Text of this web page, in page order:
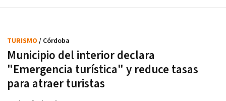
Municipio del interior declara
"Emergencia turística" y reduce tasas
para atraer turistas
TURISMO / Córdoba